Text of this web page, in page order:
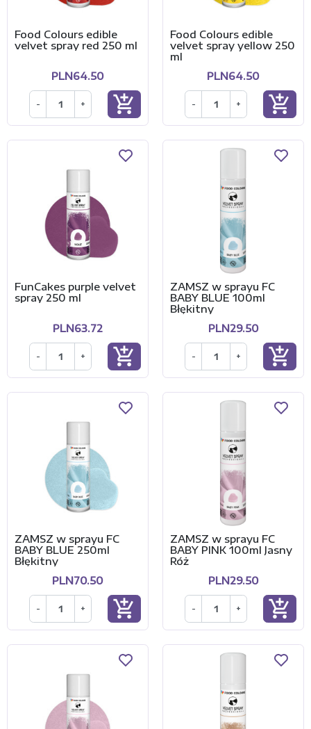
Food Colours edible
velvet spray red 250 ml
PLN64.50
- + add_shopping_cart
Food Colours edible
velvet spray yellow 250
ml
PLN64.50
- + add_shopping_cart
FunCakes purple velvet
spray 250 ml
PLN63.72
- + add_shopping_cart
ZAMSZ w sprayu FC
BABY BLUE 100ml
Błękitny
PLN29.50
- + add_shopping_cart
ZAMSZ w sprayu FC
BABY BLUE 250ml
Błękitny
PLN70.50
- + add_shopping_cart
ZAMSZ w sprayu FC
BABY PINK 100ml Jasny
Róż
PLN29.50
- + add_shopping_cart